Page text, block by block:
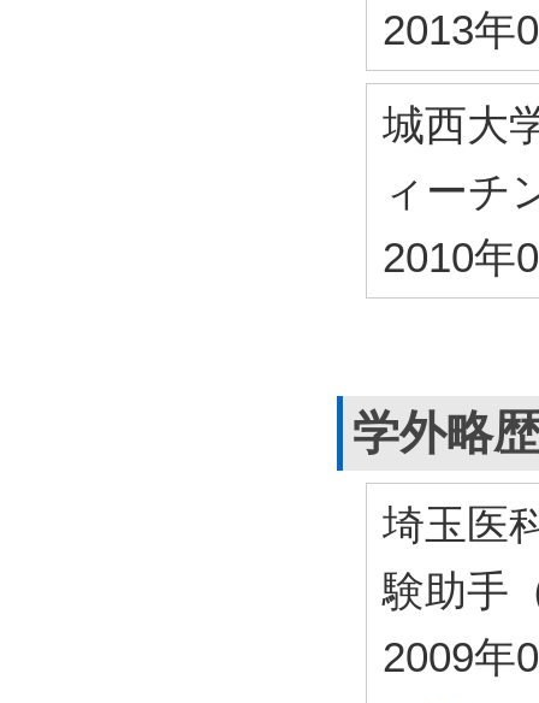
2013年
城西大
ィーチ
2010年
学外略歴
埼玉医
験助手
2009年